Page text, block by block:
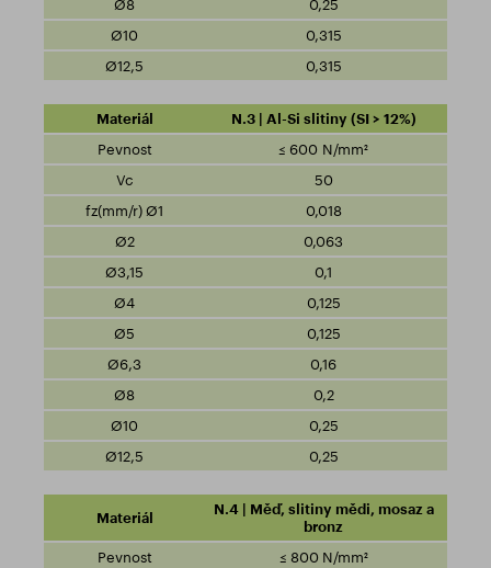
0,25
0,315
0,315
N.3 | Al-Si slitiny (SI > 12%)
≤ 600 N/mm²
50
0,018
0,063
0,1
0,125
0,125
0,16
0,2
0,25
0,25
N.4 | Měď, slitiny mědi, mosaz a
bronz
≤ 800 N/mm²